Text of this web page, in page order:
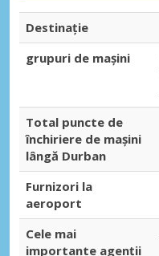
Destinaţie
grupuri de mașini
Total puncte de
închiriere de mașini
lângă Durban
Furnizori la
aeroport
Cele mai
importante agenții